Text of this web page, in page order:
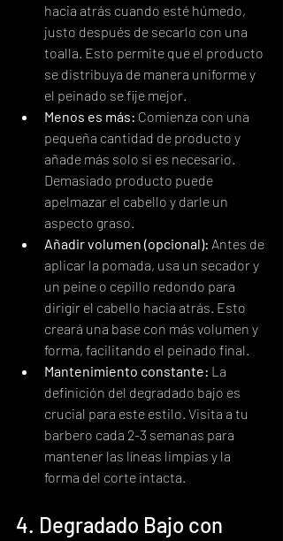
hacia atrás cuando esté húmedo,
justo después de secarlo con una
toalla. Esto permite que el producto
se distribuya de manera uniforme y
el peinado se fije mejor.
Menos es más: Comienza con una
pequeña cantidad de producto y
añade más solo si es necesario.
Demasiado producto puede
apelmazar el cabello y darle un
aspecto graso.
Añadir volumen (opcional): Antes de
aplicar la pomada, usa un secador y
un peine o cepillo redondo para
dirigir el cabello hacia atrás. Esto
creará una base con más volumen y
forma, facilitando el peinado final.
Mantenimiento constante: La
definición del degradado bajo es
crucial para este estilo. Visita a tu
barbero cada 2-3 semanas para
mantener las líneas limpias y la
forma del corte intacta.
4. Degradado Bajo con